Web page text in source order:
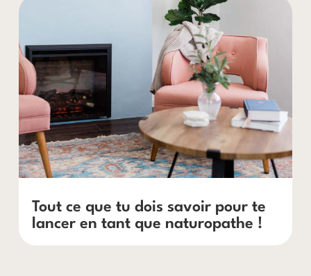
Tout ce que tu dois savoir pour te
lancer en tant que naturopathe !